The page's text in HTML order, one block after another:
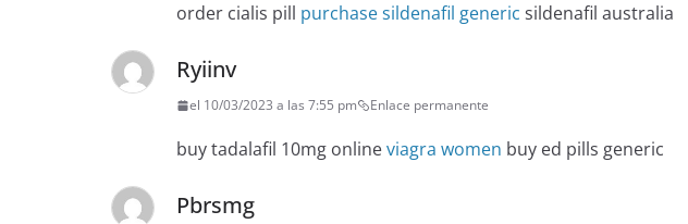
order cialis pill purchase sildenafil generic sildenafil australia
Ryiinv
el 10/03/2023 a las 7:55 pm Enlace permanente
buy tadalafil 10mg onlineviagra women buy ed pills generic
Pbrsmg